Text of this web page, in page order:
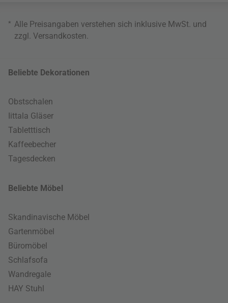
* Alle Preisangaben verstehen sich inklusive MwSt. und
zzgl. Versandkosten.
Beliebte Dekorationen
Obstschalen
Iittala Gläser
Tabletttisch
Kaffeebecher
Tagesdecken
Beliebte Möbel
Skandinavische Möbel
Gartenmöbel
Büromöbel
Schlafsofa
Wandregale
HAY Stuhl